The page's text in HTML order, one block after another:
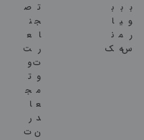
ب
و
ر
س
ب
ی
م
ه
ب
ا
ن
ک
ت
ج
ا
ر
ت
و
م
ع
د
ن
ص
ن
ع
ت
و
ت
ج
ا
ر
ت